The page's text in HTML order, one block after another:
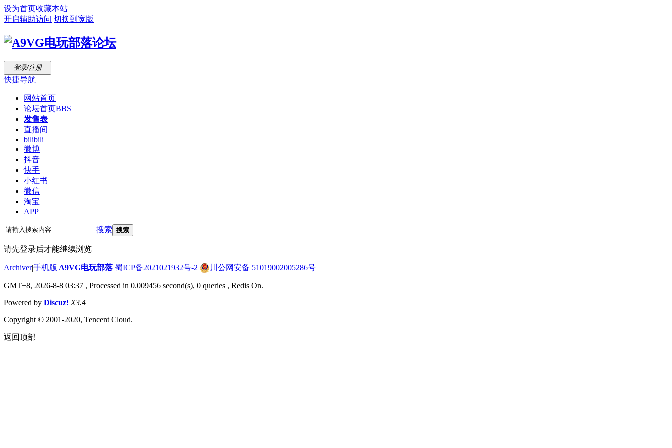
设为首页收藏本站
开启辅助访问 切换到宽版
登录/注册
快捷导航
网站首页
论坛首页BBS
发售表
直播间
bilibili
微博
抖音
快手
小红书
微信
淘宝
APP
搜索 搜索
请先登录后才能继续浏览
Archiver|手机版|A9VG电玩部落 蜀ICP备2021021932号-2 川公网安备 51019002005286号
GMT+8, 2026-8-8 03:37 , Processed in 0.009456 second(s), 0 queries , Redis On.
Powered by Discuz! X3.4
Copyright © 2001-2020, Tencent Cloud.
返回顶部